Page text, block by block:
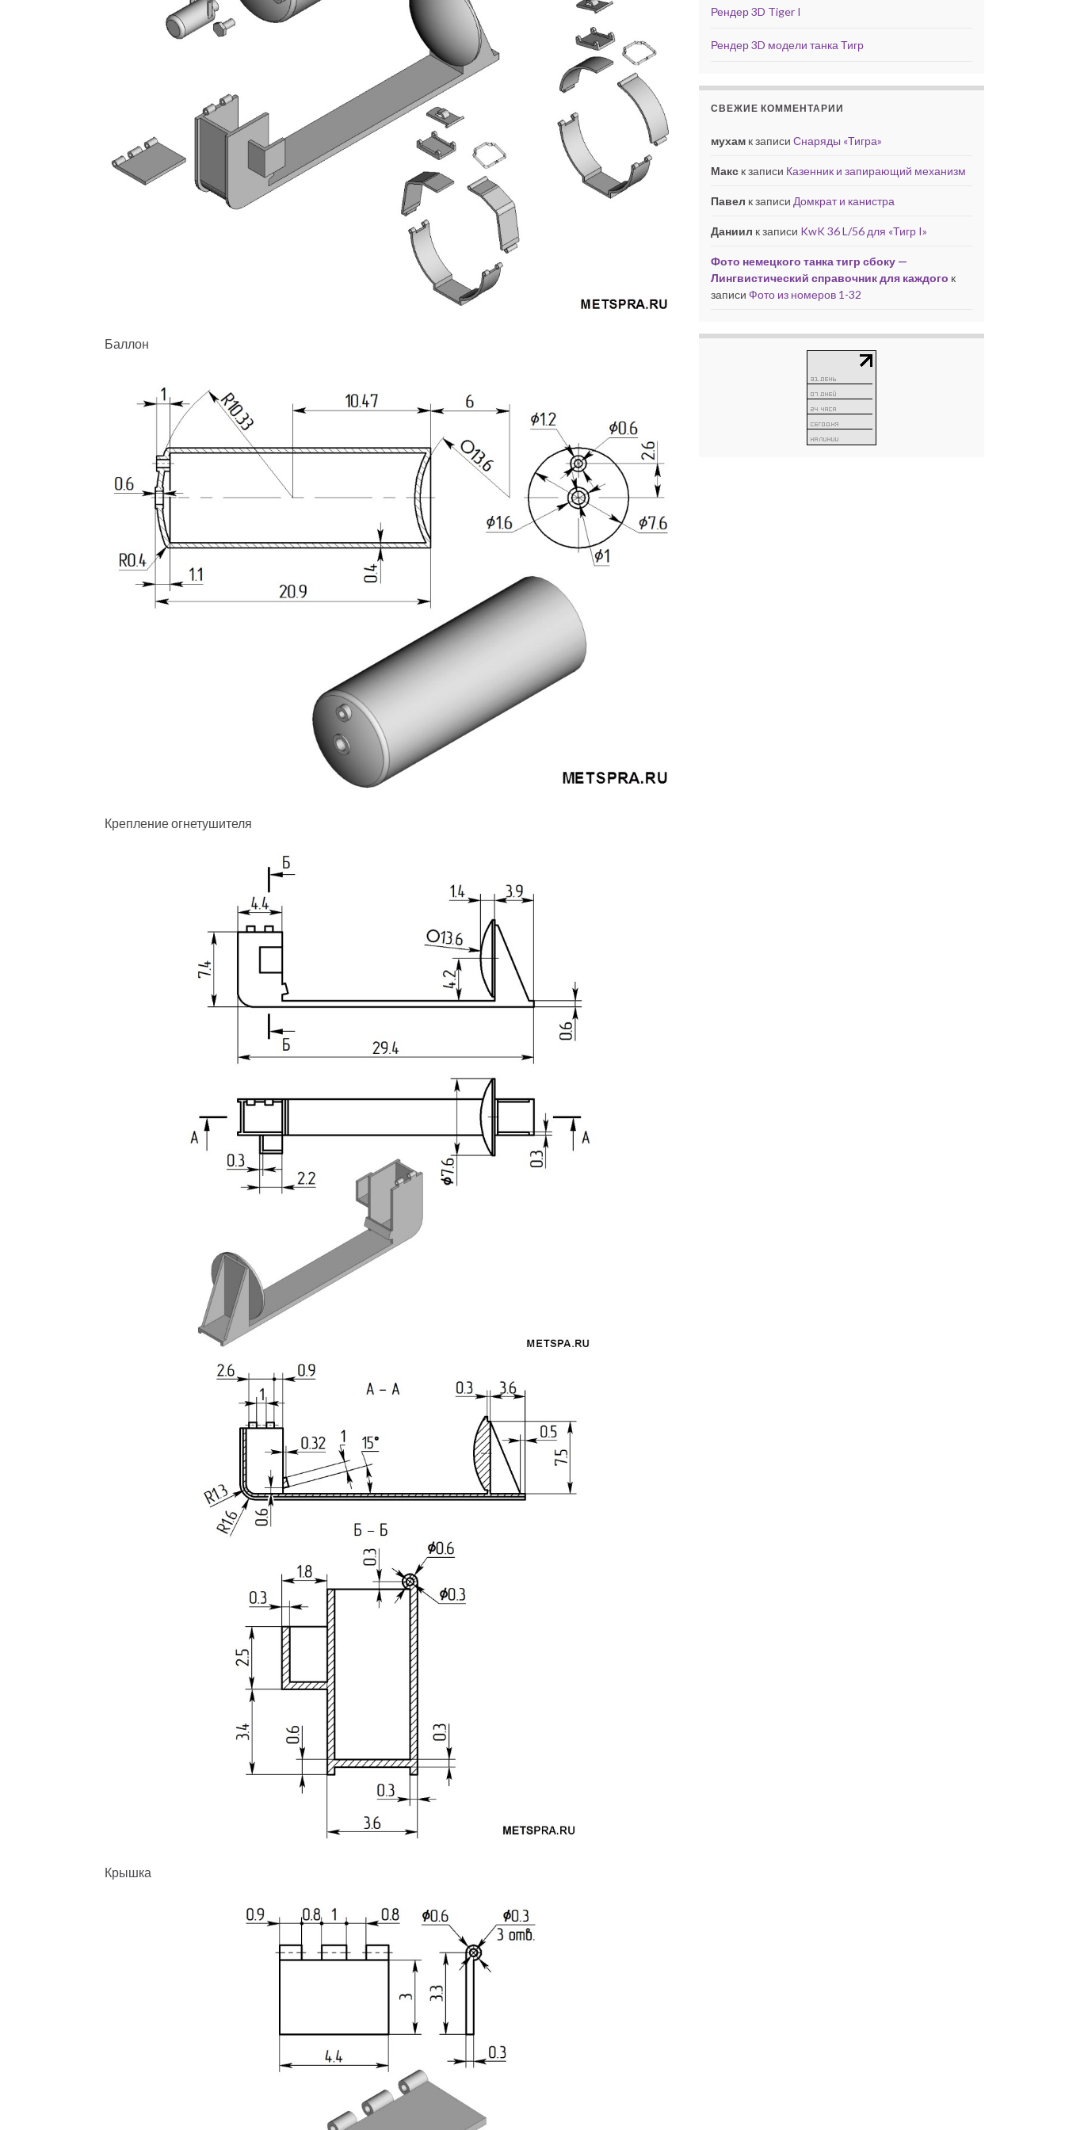
Баллон
Крепление огнетушителя
Крышка
Рендер 3D Tiger I
Рендер 3D модели танка Тигр
СВЕЖИЕ КОММЕНТАРИИ
мухам к записи Снаряды «Тигра»
Макс к записи Казенник и запирающий механизм
Павел к записи Домкрат и канистра
Даниил к записи KwK 36 L/56 для «Тигр I»
Фото немецкого танка тигр сбоку —
Лингвистический справочник для каждого к
записи Фото из номеров 1-32